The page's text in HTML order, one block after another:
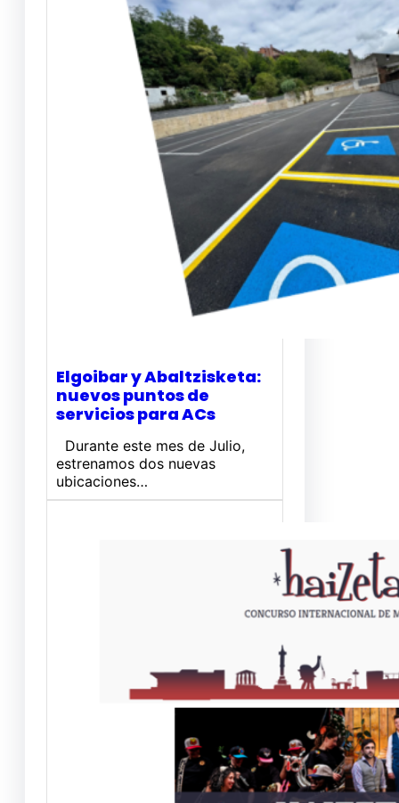
Elgoibar y Abaltzisketa:
nuevos puntos de
servicios para ACs
Durante este mes de Julio,
estrenamos dos nuevas
ubicaciones…